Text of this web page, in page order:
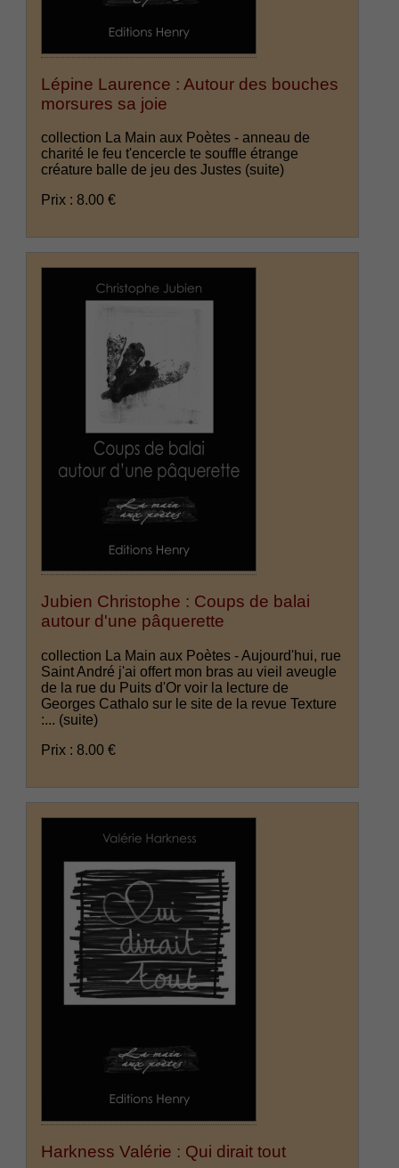
Lépine Laurence : Autour des bouches
morsures sa joie
collection La Main aux Poètes - anneau de
charité le feu t'encercle te souffle étrange
créature balle de jeu des Justes (suite)
Prix : 8.00 €
Jubien Christophe : Coups de balai
autour d'une pâquerette
collection La Main aux Poètes - Aujourd'hui, rue
Saint André j'ai offert mon bras au vieil aveugle
de la rue du Puits d'Or voir la lecture de
Georges Cathalo sur le site de la revue Texture
:... (suite)
Prix : 8.00 €
Harkness Valérie : Qui dirait tout